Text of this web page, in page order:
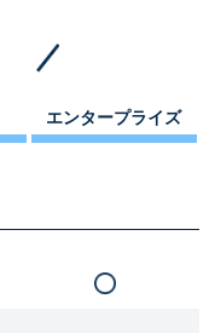
エンタープライズ